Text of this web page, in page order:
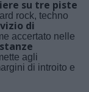
su tre piste
rock, techno
di
accertato nelle
agli
di introito e